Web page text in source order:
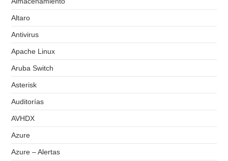
Altaro
Antivirus
Apache Linux
Aruba Switch
Asterisk
Auditorías
AVHDX
Azure
Azure – Alertas